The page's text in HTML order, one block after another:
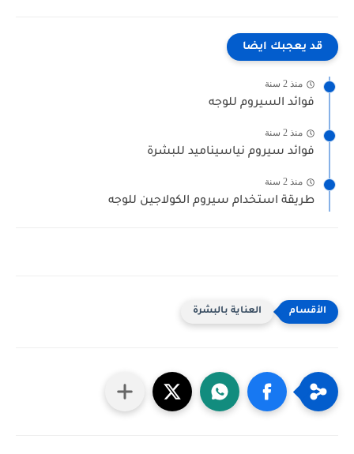
قد يعجبك ايضا
منذ 2 سنة
فوائد السيروم للوجه
منذ 2 سنة
فوائد سيروم نياسيناميد للبشرة
منذ 2 سنة
طريقة استخدام سيروم الكولاجين للوجه
العناية بالبشرة